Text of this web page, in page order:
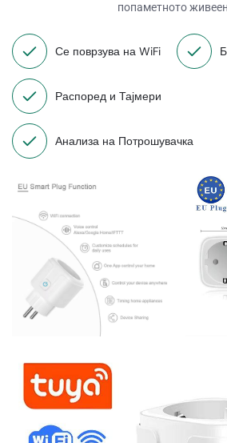
попаметното
Се поврзува на WiFi
Распоред и Тајмери
Анализа на Потрошувачка